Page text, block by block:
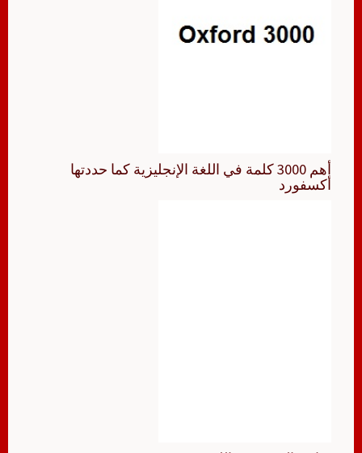
أهم 3000 كلمة في اللغة الإنجليزية كما حددتها
أكسفورد